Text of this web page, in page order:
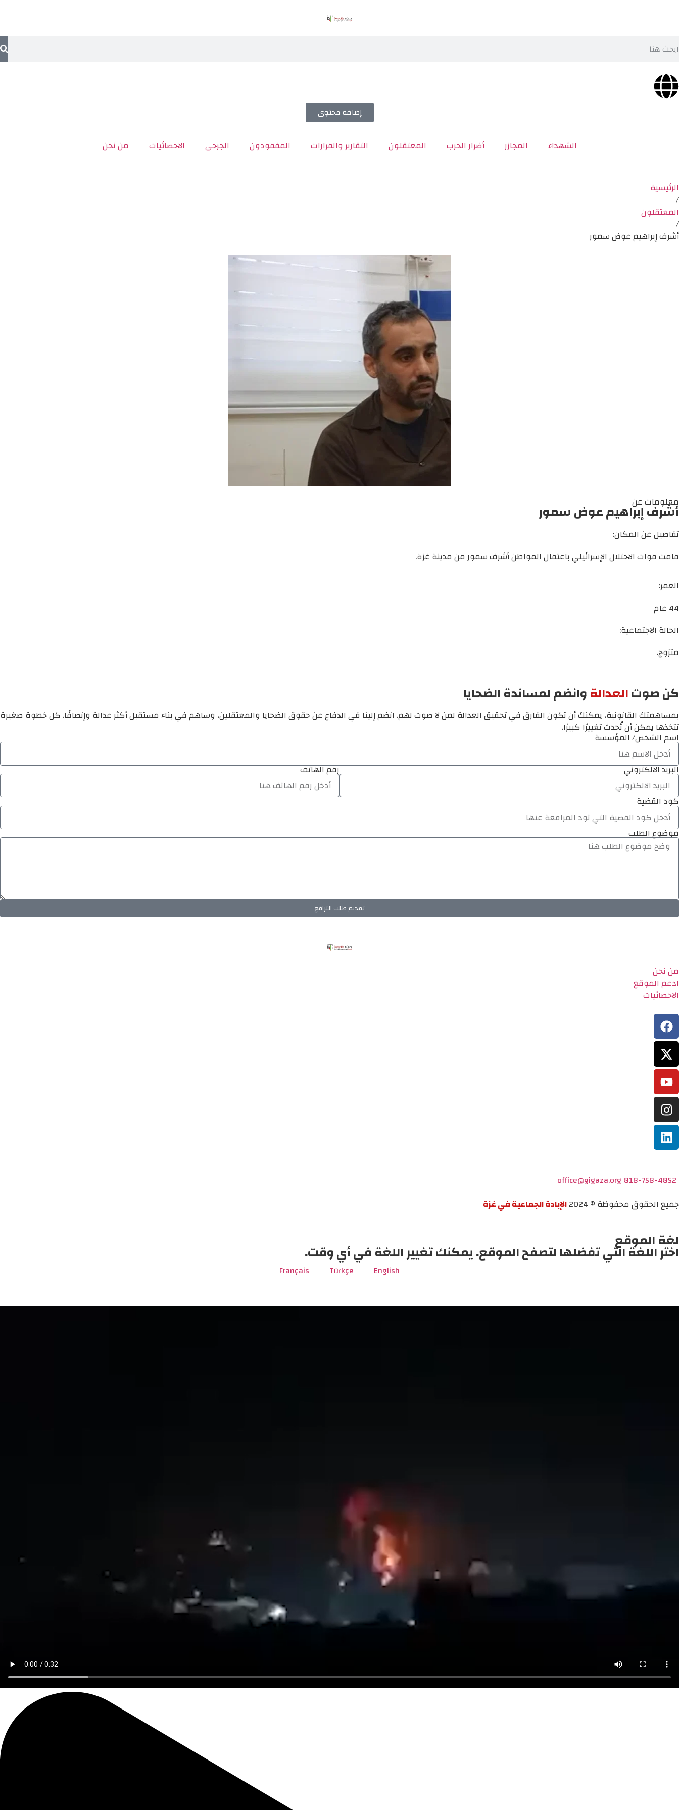
إضافة محتوى
الشهداء المجازر أضرار الحرب المعتقلون التقارير والقرارات المفقودون الجرحى الاحصائيات من نحن
الرئيسية
/
المعتقلون
/
أشرف إبراهيم عوض سمور
معلومات عن
أشرف إبراهيم عوض سمور
تفاصيل عن المكان:
قامت قوات الاحتلال الإسرائيلي باعتقال المواطن أشرف سمور من مدينة غزة.
العمر:
44 عام
الحالة الاجتماعية:
متزوج.
كن صوتالعدالةوانضم لمساندة الضحايا
بمساهمتك القانونية، يمكنك أن تكون الفارق في تحقيق العدالة لمن لا صوت لهم. انضم إلينا في الدفاع عن حقوق الضحايا والمعتقلين، وساهم في بناء مستقبل أكثر عدالة وإنصافًا. كل خطوة صغيرة
تتخذها يمكن أن تُحدث تغييرًا كبيرًا.
اسم الشخص/ المؤسسة
البريد الالكتروني رقم الهاتف
كود القضية
موضوع الطلب
تقديم طلب الترافع
من نحن
ادعم الموقع
الاحصائيات
818-758-4852
office@gigaza.org
جميع الحقوق محفوظة © 2024
الإبادة الجماعية في غزة
لغة الموقع
اختر اللغة التي تفضلها لتصفح الموقع. يمكنك تغيير اللغة في أي وقت.
English
Türkçe
Français